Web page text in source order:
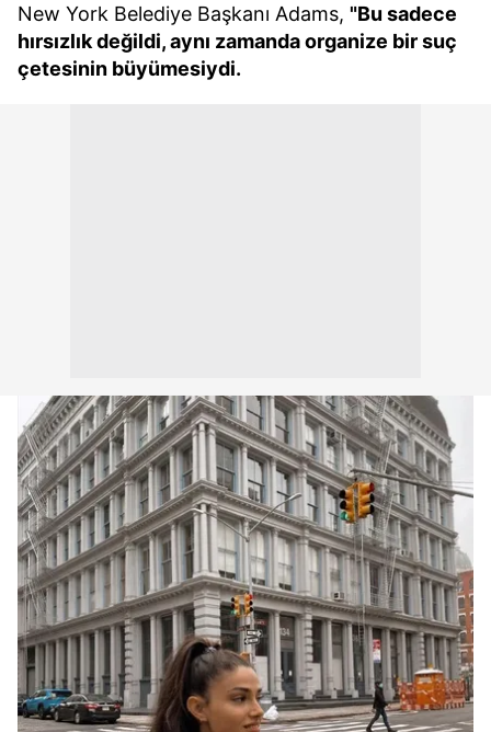
New York Belediye Başkanı Adams, "Bu sadece
hırsızlık değildi, aynı zamanda organize bir suç
çetesinin büyümesiydi.